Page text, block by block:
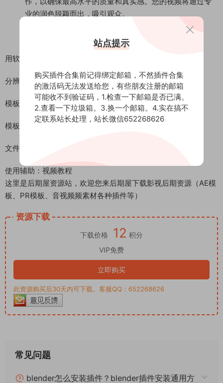
业的润色脱颖而出，吸引观众。
用软件：Premiere Pro 2018 或更高版本
分辨率：3840*2160 4K、1920*1080、1080×1920)
模板格式：.prproj
模板音乐：无音乐（更多AE模板精选参考音乐合集下载）
文件大小：262M
使用辅助：视频教程
这里是后期屋资源站，欢迎您来后期屋下载影视后期资源（AE模
板、PR模板、音视频频素材各种插件等）
资源下载
下载价格 12 积分
VIP免费
立即购买
此资源购买后30天内可下载。客服QQ：652268626
常见问题
blender怎么安装插件？blender插件安装通用方
站点提示
购买插件合集前记得绑定邮箱，不然插件合集
的激活码无法发送给您，有些朋友注册的邮箱
可能收不到验证码，1.检查一下邮箱是否已满。
2.查看一下垃圾箱。3.换一个邮箱。4.实在搞不
定联系站长处理，站长微信652268626